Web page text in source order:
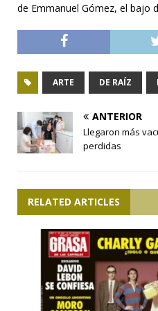
de Emmanuel Gómez, el bajo
ARTE DE RAÍZ
ANTERIOR
Llegaron más
perdidas
RELATED ARTICLES